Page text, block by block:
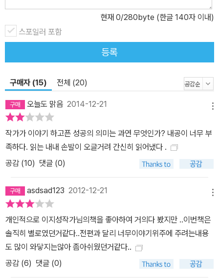
가 강한 분들, 독서로 자신을 완전히 바꾸고 싶은 분들을 생각하며 썼
습니다. 강한 성공 동력을 갖는 독서, 어디서든 리더의 사고방식을 가
진 사람으로 거듭나는 독서의 노하우를 담았습니다. Q: 성공한 사람
들의 사고방식은 무엇이 다른가요? A: 성공한 사람들에겐 바보 같은
신에 대한 가능성, 《이독》에서도 바로 그 이 가능성에 대한 믿음을 이
야기하고 싶었습니다. Q: ‘진짜 독서’란 어떤 것인가요? A: 지행합일
입니다. 실천하지 않는 독서는 의미가 없으니까요. 나를 흔들어 깨워
행동과 성장으로 이끌고 나아가 성공하게 하는 독서가 뇌를 깨우는
책 읽기이자 진짜 독서라고 할 수 있습니다.
현재 0/280byte (한글 140자 이내)
스포일러 포함
등록
구매자 (15) 전체 (20)
오늘도 맑음 2014-12-21
작가가 이야기 하고픈 성공의 의미는 과연 무엇인가? 내공이 너무 부
족하다. 읽는 내내 손발이 오글거려 간신히 읽어냈다 .
공감 (10) 댓글 (0)
asdsad123 2012-12-21
개인적으로 이지성작가님의책을 좋아하여 거의다 봤지만 ..이번책은
솔직히 별로였던거같다..전편과 달리 너무이야기위주에 주려는내용
도 많이 와닿지는않아 좀아쉬웠던거같다..
공감 (6) 댓글 (0)